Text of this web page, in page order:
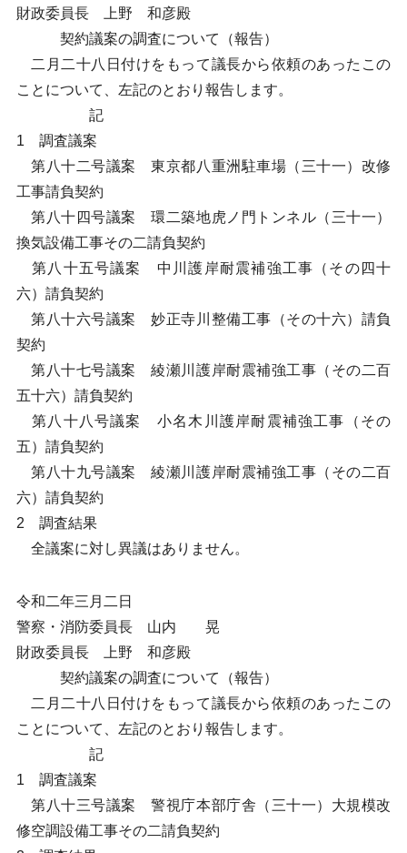
財政委員長 上野 和彦殿
契約議案の調査について（報告）
二月二十八日付けをもって議長から依頼のあったこの
ことについて、左記のとおり報告します。
記
1 調査議案
第八十二号議案 東京都八重洲駐車場（三十一）改修
工事請負契約
第八十四号議案 環二築地虎ノ門トンネル（三十一）
換気設備工事その二請負契約
第八十五号議案 中川護岸耐震補強工事（その四十
六）請負契約
第八十六号議案 妙正寺川整備工事（その十六）請負
契約
第八十七号議案 綾瀬川護岸耐震補強工事（その二百
五十六）請負契約
第八十八号議案 小名木川護岸耐震補強工事（その
五）請負契約
第八十九号議案 綾瀬川護岸耐震補強工事（その二百
六）請負契約
2 調査結果
全議案に対し異議はありません。
令和二年三月二日
警察・消防委員長 山内 晃
財政委員長 上野 和彦殿
契約議案の調査について（報告）
二月二十八日付けをもって議長から依頼のあったこの
ことについて、左記のとおり報告します。
記
1 調査議案
第八十三号議案 警視庁本部庁舎（三十一）大規模改
修空調設備工事その二請負契約